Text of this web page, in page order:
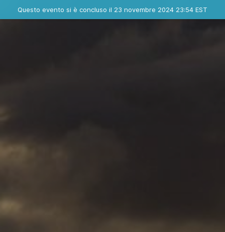
Questo evento si è concluso il 23 novembre 2024 23:54 EST